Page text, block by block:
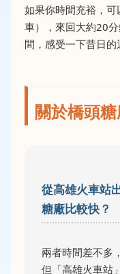
如果你時間充裕，
車），來回大約20
間，感受一下昔日的
關於橋頭
從高雄火車站
糖廠比較快？
兩者時間差不多
但「高雄火車站